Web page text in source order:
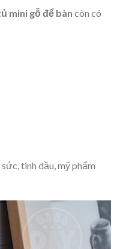
mini gỗ để bàn còn có
tinh dầu, mỹ phẩm